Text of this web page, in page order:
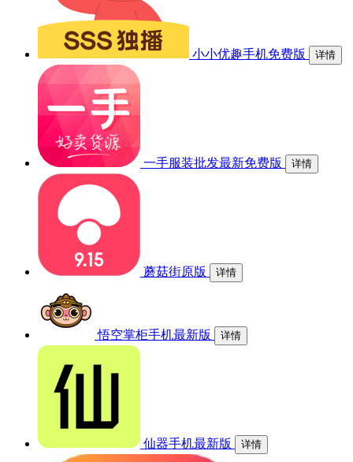
小小优趣手机免费版 详情
一手服装批发最新免费版 详情
蘑菇街原版 详情
悟空掌柜手机最新版 详情
仙器手机最新版 详情